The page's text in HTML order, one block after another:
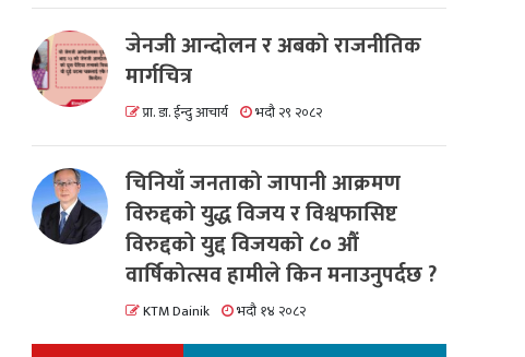
जेनजी आन्दोलन र अबको राजनीतिक
मार्गचित्र
प्रा. डा. ईन्दु आचार्य भदौ २९ २०८२
चिनियाँ जनताको जापानी आक्रमण
विरुद्दको युद्ध विजय र विश्वफासिष्ट
विरुद्दको युद्द विजयको ८० औं
वार्षिकोत्सव हामीले किन मनाउनुपर्दछ ?
KTM Dainik भदौ १४ २०८२